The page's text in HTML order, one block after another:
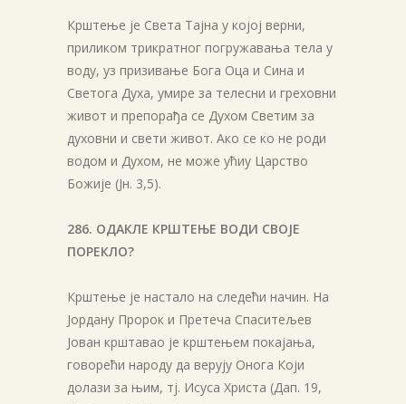
Крштење је Света Тајна у којој верни,
приликом трикратног погружавања тела у
воду, уз призивање Бога Оца и Сина и
Светога Духа, умире за телесни и греховни
живот и препорађа се Духом Светим за
духовни и свети живот. Ако се ко не роди
водом и Духом, не може ућиу Царство
Божије (Јн. 3,5).
286. ОДАКЛЕ КРШТЕЊЕ ВОДИ СВОЈЕ
ПОРЕКЛО?
Крштење је настало на следећи начин. На
Јордану Пророк и Претеча Спаситељев
Јован крштавао је крштењем покајања,
говорећи народу да верују Онога Који
долази за њим, тј. Исуса Христа (Дап. 19,